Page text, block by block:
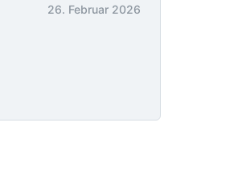
26. Februar 2026